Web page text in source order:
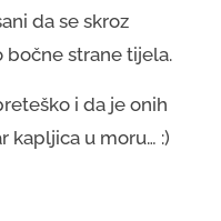
da se skroz
strane tijela.
i da je onih
kapljica u moru… :)